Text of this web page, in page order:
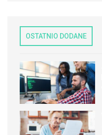
OSTATNIO DODANE